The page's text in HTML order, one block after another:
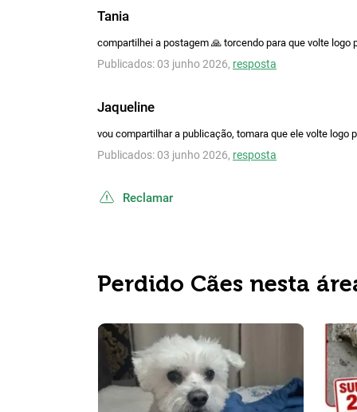
Tania
compartilhei a postagem 🙏 torcendo para que volte logo
Publicados: 03 junho 2026, resposta
Jaqueline
vou compartilhar a publicação, tomara que ele volte logo
Publicados: 03 junho 2026, resposta
Reclamar
Perdido Cães nesta